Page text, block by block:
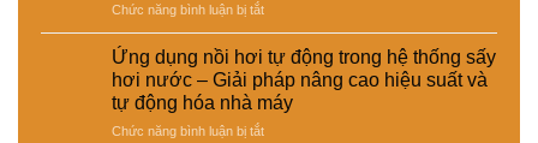
chế
phục
vụ
sản
xuất
công
nghiệp
tư
giữa
hệ
thống
sấy
hơi
nước
Chức năng bình luận bị tắtở
hơi
nước
trong
chế
biến
Ứng dụng nồi hơi tự động trong hệ thống sấy
hơi nước – Giải pháp nâng cao hiệu suất và
tự động hóa nhà máy
Chức năng bình luận bị tắtở